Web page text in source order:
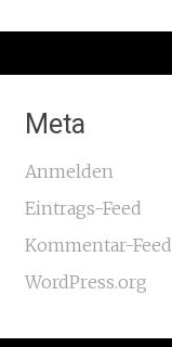
Meta
Anmelden
Eintrags-Feed
Kommentar-Feed
WordPress.org